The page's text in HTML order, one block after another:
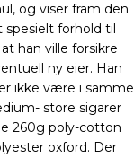
og viser fram den
forhold til
han ville forsikre
ny eier. Han
ikke være i samme
store sigarer
260g poly-cotton
oxford. Der